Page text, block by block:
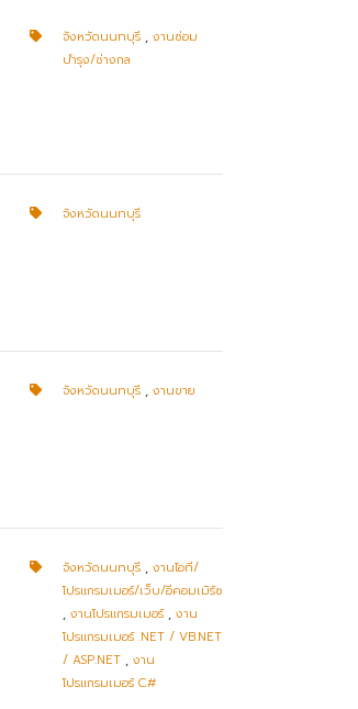
จังหวัดนนทบุรี ,งานซ่อม
บำรุง/ช่างกล
จังหวัดนนทบุรี
จังหวัดนนทบุรี ,งานขาย
จังหวัดนนทบุรี ,งานไอที/
โปรแกรมเมอร์/เว็บ/อีคอมเมิร์ซ
,งานโปรแกรมเมอร์,งาน
โปรแกรมเมอร์ .NET / VB.NET
/ ASP.NET ,งาน
โปรแกรมเมอร์ C#